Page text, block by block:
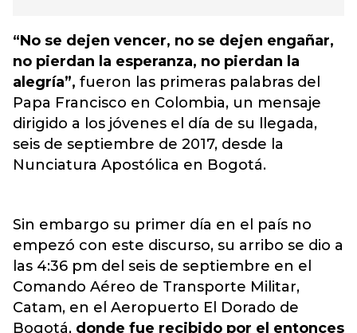
“No se dejen vencer, no se dejen engañar,
no pierdan la esperanza, no pierdan la
alegría”, fueron las primeras palabras del
Papa Francisco en Colombia, un mensaje
dirigido a los jóvenes el día de su llegada,
seis de septiembre de 2017, desde la
Nunciatura Apostólica en Bogotá.
Sin embargo su primer día en el país no
empezó con este discurso, su arribo se dio a
las 4:36 pm del seis de septiembre en el
Comando Aéreo de Transporte Militar,
Catam, en el Aeropuerto El Dorado de
Bogotá, donde fue recibido por el entonces